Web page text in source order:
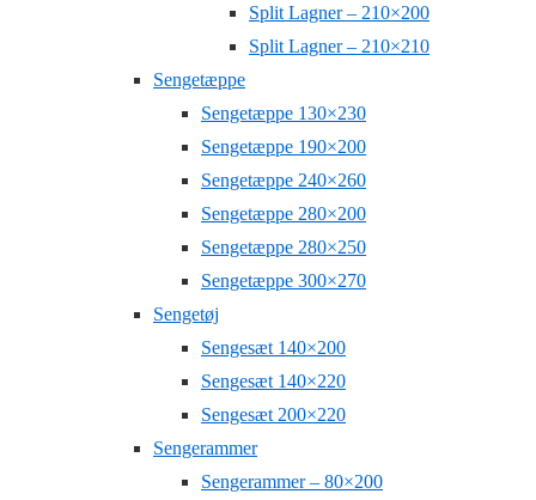
Split Lagner – 210×200
Split Lagner – 210×210
Sengetæppe
Sengetæppe 130×230
Sengetæppe 190×200
Sengetæppe 240×260
Sengetæppe 280×200
Sengetæppe 280×250
Sengetæppe 300×270
Sengetøj
Sengesæt 140×200
Sengesæt 140×220
Sengesæt 200×220
Sengerammer
Sengerammer – 80×200